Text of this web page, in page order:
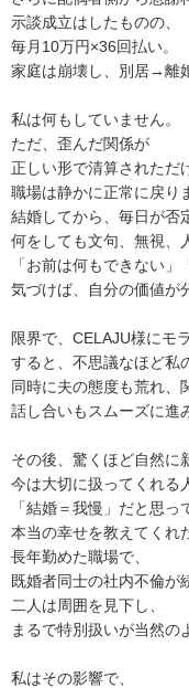
示談成立はしたものの、
毎月10万円×36回払い。
家庭は崩壊し、別居→離
私は何もしていません。
ただ、歪んだ関係が
正しい形で清算されただ
職場は静かに正常に戻り
結婚してから、毎日が否
何をしても文句、無視、
「お前は何もできない」
気づけば、自分の価値が
限界で、CELAJU様にモ
すると、不思議なほど私
同時に夫の態度も荒れ、
話し合いもスムーズに進
その後、驚くほど自然に
今は大切に扱ってくれる
「結婚＝我慢」だと思っ
本当の幸せを教えてくれ
長年勤めた職場で、
既婚者同士の社内不倫が
二人は周囲を見下し、
まるで特別扱いが当然の
私はその影響で、